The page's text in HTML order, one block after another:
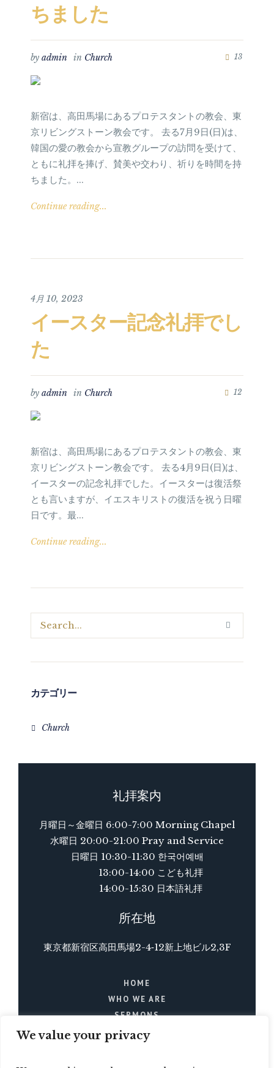
We value your privacy
ちました
by admin in Church 13
新宿は、高田馬場にあるプロテスタントの教会、東
京リビングストーン教会です。 去る7月9日(日)は、
韓国の愛の教会から宣教グループの訪問を受けて、
ともに礼拝を捧げ、賛美や交わり、祈りを時間を持
ちました。...
Continue reading...
4月 10, 2023
イースター記念礼拝でし
た
by admin in Church 12
新宿は、高田馬場にあるプロテスタントの教会、東
京リビングストーン教会です。 去る4月9日(日)は、
イースターの記念礼拝でした。イースターは復活祭
とも言いますが、イエスキリストの復活を祝う日曜
日です。最...
Continue reading...
カテゴリー
Church
礼拝案内
月曜日～金曜日 6:00-7:00 Morning Chapel
水曜日 20:00-21:00 Pray and Service
日曜日 10:30-11:30 한국어예배
13:00-14:00 こども礼拝
14:00-15:30 日本語礼拝
所在地
東京都新宿区高田馬場2-4‐12新上地ビル2,3F
HOME
WHO WE ARE
SERMONS
BLOG